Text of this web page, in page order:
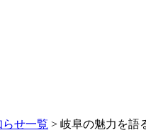
らせ一覧 > 岐阜の魅力を語